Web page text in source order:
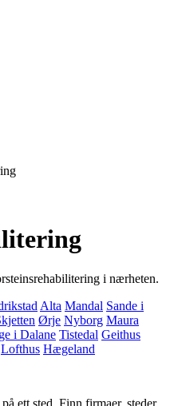
i nærheten.
Alta Mandal Sande i
Ørje Nyborg Maura
i Dalane Tistedal Geithus
Lofthus Hægeland
ett sted. Finn firmaer, steder